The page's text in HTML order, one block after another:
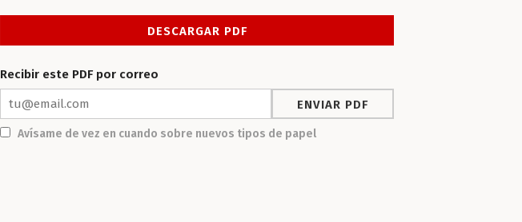
Recibir este PDF por correo
Avísame de vez en cuando sobre nuevos tipos de papel